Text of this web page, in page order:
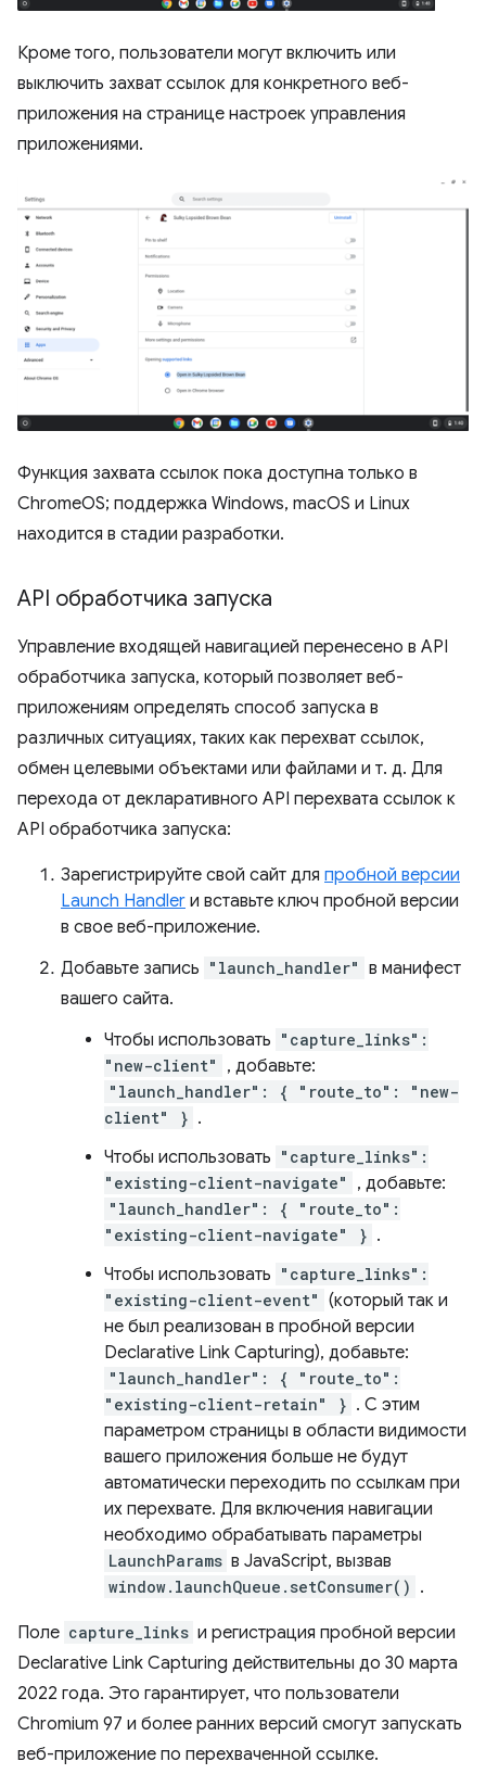
Кроме того, пользователи могут включить или
выключить захват ссылок для конкретного веб-
приложения на странице настроек управления
приложениями.
Функция захвата ссылок пока доступна только в
ChromeOS; поддержка Windows, macOS и Linux
находится в стадии разработки.
API обработчика запуска
Управление входящей навигацией перенесено в API
обработчика запуска, который позволяет веб-
приложениям определять способ запуска в
различных ситуациях, таких как перехват ссылок,
обмен целевыми объектами или файлами и т. д. Для
перехода от декларативного API перехвата ссылок к
API обработчика запуска:
Зарегистрируйте свой сайт для пробной версии
Launch Handler и вставьте ключ пробной версии
в свое веб-приложение.
Добавьте запись "launch_handler" в манифест
вашего сайта.
Чтобы использовать "capture_links":
"new-client"
, добавьте:
"launch_handler": { "route_to": "new-
client" } .
Чтобы использовать "capture_links":
"existing-client-navigate"
, добавьте:
"launch_handler": { "route_to":
"existing-client-navigate" } .
Чтобы использовать "capture_links":
"existing-client-event" (который так и
не был реализован в пробной версии
Declarative Link Capturing), добавьте:
"launch_handler": { "route_to":
"existing-client-retain" } . С этим
параметром страницы в области видимости
вашего приложения больше не будут
автоматически переходить по ссылкам при
их перехвате. Для включения навигации
необходимо обрабатывать параметры
LaunchParams в JavaScript, вызвав
window.launchQueue.setConsumer() .
Поле capture_links и регистрация пробной версии
Declarative Link Capturing действительны до 30 марта
2022 года. Это гарантирует, что пользователи
Chromium 97 и более ранних версий смогут запускать
веб-приложение по перехваченной ссылке.